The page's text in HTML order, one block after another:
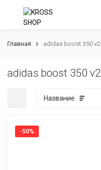
Главная adidas boost 350 v2
adidas boost 350 v2
Название
-50%